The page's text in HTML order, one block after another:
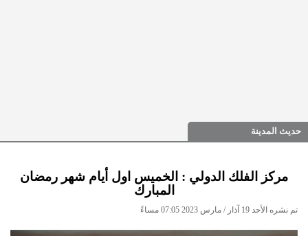
حديث المدينة
مركز الفلك الدولي : الخميس اول أيام شهر رمضان
المبارك
تم نشره الأحد 19 آذار / مارس 2023 07:05 مساءً